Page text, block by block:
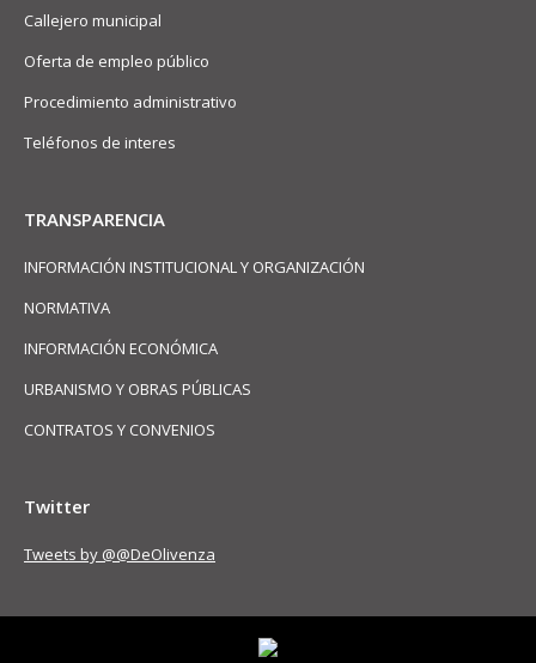
Callejero municipal
Oferta de empleo público
Procedimiento administrativo
Teléfonos de interes
TRANSPARENCIA
INFORMACIÓN INSTITUCIONAL Y ORGANIZACIÓN
NORMATIVA
INFORMACIÓN ECONÓMICA
URBANISMO Y OBRAS PÚBLICAS
CONTRATOS Y CONVENIOS
Twitter
Tweets by @@DeOlivenza